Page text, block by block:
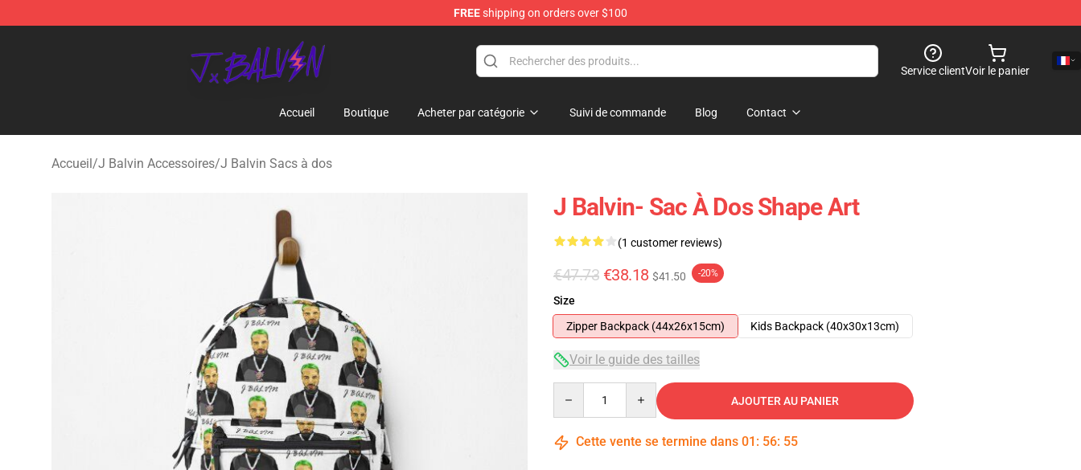
FREEshipping on orders over $100
J Balvin Store - Official J Balvin Merchandise Shop
Service clientVoir le panier
Accueil Boutique Acheter par catégorie Suivi de commande Blog Contact
Accueil/J Balvin Accessoires/J Balvin Sacs à dos
J Balvin- Sac À Dos Shape Art
(1 customer reviews)
€47.73 €38.18 $41.50 -20%
Size
Zipper Backpack (44x26x15cm)
Kids Backpack (40x30x13cm)
Voir le guide des tailles
AJOUTER AU PANIER
Cette vente se termine dans 01 : 56: 54